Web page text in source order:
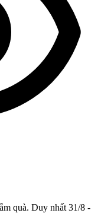
quà. Duy nhất 31/8 -